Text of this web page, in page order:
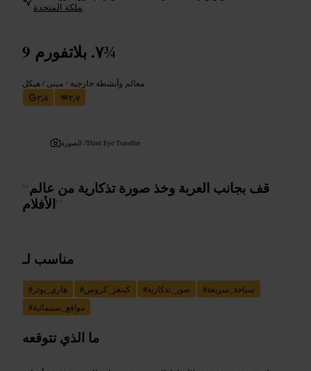
ملكة المتحدة
بلاتفورم 9¾
معالم وأنشطة خارجية • مبنى / هيكل
٣٫٨
٣٫٧
الصورة /Third Eye Traveller
“قف بجانب العربة وخذ صورة تذكارية من عالم
الأفلام”
مناسب لـ
# هاري_بوتر #كينغز_كروس #صور_تذكارية #سياحة_سريعة
#مواقع_سينمائية
ما الذي تتوقعه